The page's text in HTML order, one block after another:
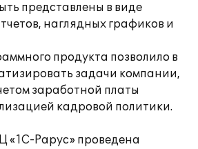
представлены в виде
наглядных графиков и
продукта позволило в
задачи компании,
заработной платы
кадровой политики.
«1С-Рарус» проведена